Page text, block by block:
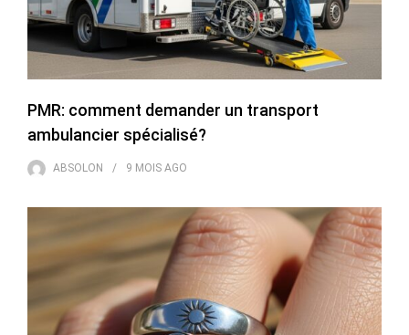
PMR: comment demander un transport
ambulancier spécialisé?
ABSOLON 9 MOIS AGO